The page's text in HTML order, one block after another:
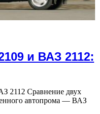
и ВАЗ 2112:
2112 Сравнение двух
автопрома — ВАЗ